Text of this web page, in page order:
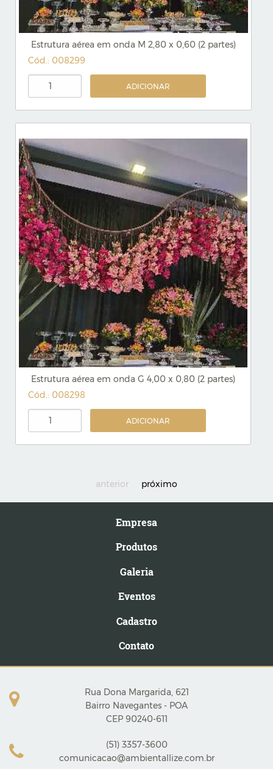
Estrutura aérea em onda M 2,80 x 0,60 (2 partes)
Cód.: 008299
ADICIONAR
Estrutura aérea em onda G 4,00 x 0,80 (2 partes)
Cód.: 008298
ADICIONAR
anterior próximo
Empresa
Produtos
Galeria
Eventos
Cadastro
Contato
Rua Dona Margarida, 621
Bairro Navegantes - POA
CEP 90240-611
(51) 3357-3600
comunicacao@ambientallize.com.br